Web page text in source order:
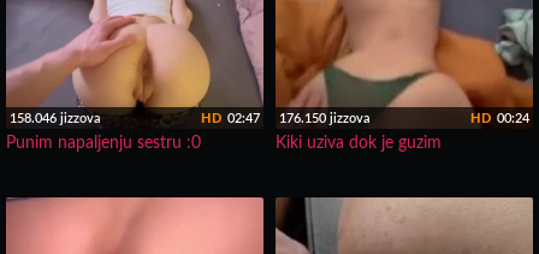
158.046 jizzova 02:47
HD
Punim napaljenju sestru :0
176.150 jizzova 00:24
HD
Kiki uziva dok je guzim